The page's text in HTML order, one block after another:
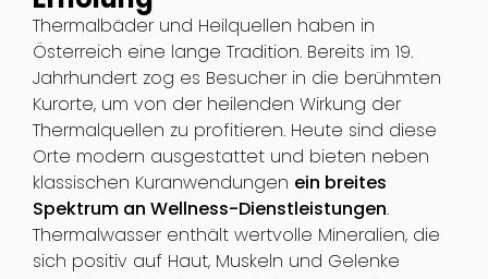
Thermalbäder und Heilquellen haben in
Österreich eine lange Tradition. Bereits im 19.
Jahrhundert zog es Besucher in die berühmten
Kurorte, um von der heilenden Wirkung der
Thermalquellen zu profitieren. Heute sind diese
Orte modern ausgestattet und bieten neben
klassischen Kuranwendungen ein breites
Spektrum an Wellness-Dienstleistungen.
Thermalwasser enthält wertvolle Mineralien, die
sich positiv auf Haut, Muskeln und Gelenke